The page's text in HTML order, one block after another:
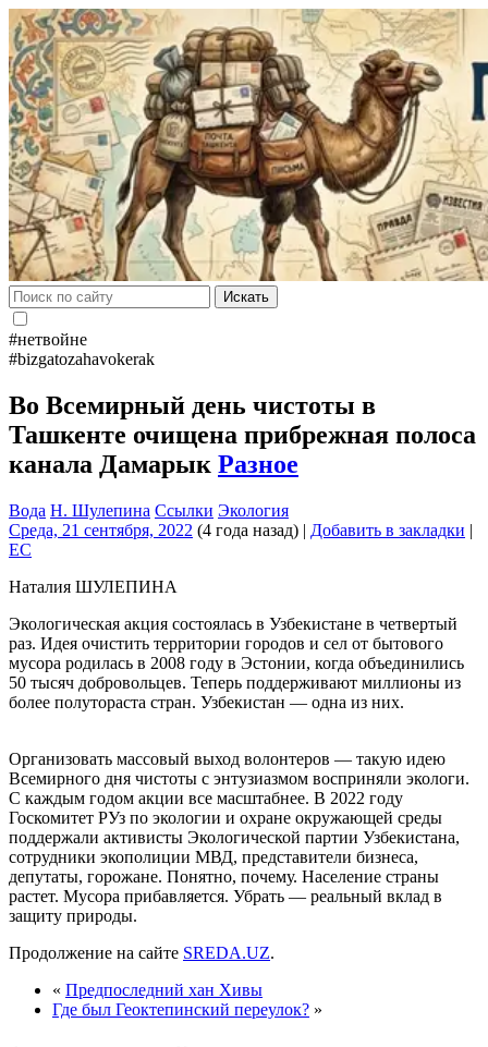
Искать
#нетвойне
#bizgatozahavokerak
Во Всемирный день чистоты в
Ташкенте очищена прибрежная полоса
канала Дамарык Разное
Вода Н. Шулепина Ссылки Экология
Среда, 21 сентября, 2022 (4 года назад) | Добавить в закладки |
EC
Наталия ШУЛЕПИНА
Экологическая акция состоялась в Узбекистане в четвертый
раз. Идея очистить территории городов и сел от бытового
мусора родилась в 2008 году в Эстонии, когда объединились
50 тысяч добровольцев. Теперь поддерживают миллионы из
более полутораста стран. Узбекистан — одна из них.
Организовать массовый выход волонтеров — такую идею
Всемирного дня чистоты с энтузиазмом восприняли экологи.
С каждым годом акции все масштабнее. В 2022 году
Госкомитет РУз по экологии и охране окружающей среды
поддержали активисты Экологической партии Узбекистана,
сотрудники экополиции МВД, представители бизнеса,
депутаты, горожане. Понятно, почему. Население страны
растет. Мусора прибавляется. Убрать — реальный вклад в
защиту природы.
Продолжение на сайте SREDA.UZ.
« Предпоследний хан Хивы
Где был Геоктепинский переулок? »